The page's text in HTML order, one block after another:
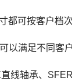
都可按客户档
以满足不同客户
线轴承、